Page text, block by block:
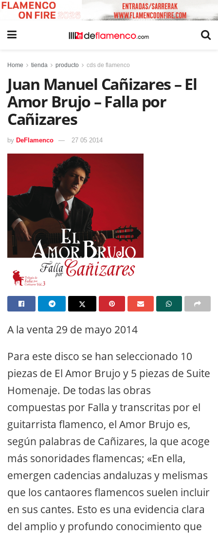
Home tienda producto cds de flamenco
Juan Manuel Cañizares – El
Amor Brujo – Falla por
Cañizares
by DeFlamenco 27 05 2014
A la venta 29 de mayo 2014
Para este disco se han seleccionado 10
piezas de El Amor Brujo y 5 piezas de Suite
Homenaje. De todas las obras
compuestas por Falla y transcritas por el
guitarrista flamenco, el Amor Brujo es,
según palabras de Cañizares, la que acoge
más sonoridades flamencas; «En ella,
emergen cadencias andaluzas y melismas
que los cantaores flamencos suelen incluir
en sus cantes. Esto es una evidencia clara
del amplio y profundo conocimiento que